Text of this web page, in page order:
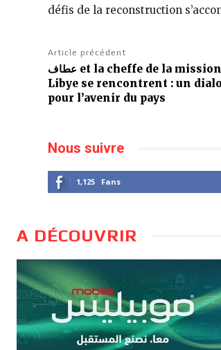
défis de la reconstruction
Article précédent
عطاف et la cheffe de la mission onusienne en
Libye se rencontrent : un
pour l’avenir du pays
Nous suivre
1,125 Fans
A DÉCOUVRIR